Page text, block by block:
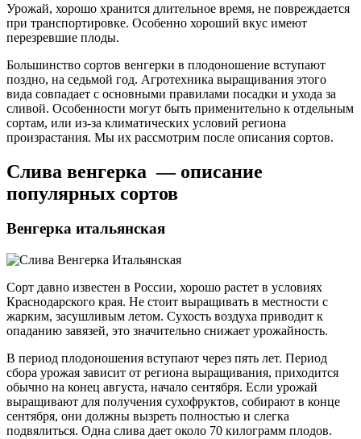
Урожай, хорошо хранится длительное время, не повреждается
при транспортировке. Особенно хороший вкус имеют
перезревшие плоды.
Большинство сортов венгерки в плодоношение вступают
поздно, на седьмой год. Агротехника выращивания этого
вида совпадает с основными правилами посадки и ухода за
сливой. Особенности могут быть применительно к отдельным
сортам, или из-за климатических условий региона
произрастания. Мы их рассмотрим после описания сортов.
Слива венгерка — описание
популярных сортов
Венгерка итальянская
Сорт давно известен в России, хорошо растет в условиях
Краснодарского края. Не стоит выращивать в местности с
жарким, засушливым летом. Сухость воздуха приводит к
опаданию завязей, это значительно снижает урожайность.
В период плодоношения вступают через пять лет. Период
сбора урожая зависит от региона выращивания, приходится
обычно на конец августа, начало сентября. Если урожай
выращивают для получения сухофруктов, собирают в конце
сентября, они должны вызреть полностью и слегка
подвялиться. Одна слива дает около 70 килограмм плодов.